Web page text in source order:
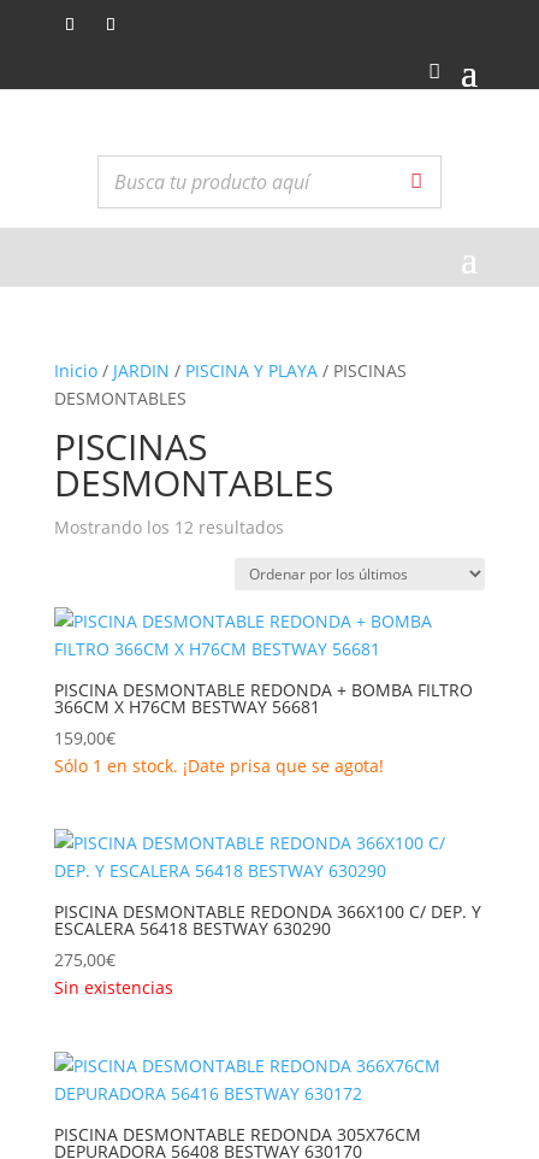
Inicio/ JARDIN / PISCINA Y PLAYA/ PISCINAS
DESMONTABLES
PISCINAS
DESMONTABLES
Mostrando los 12 resultadosOrdenado
los
PISCINA DESMONTABLE REDONDA + BOMBA FILTRO
366CM X H76CM BESTWAY 56681
159,00€
Sólo 1 en stock. ¡Date prisa que se agota!
PISCINA DESMONTABLE REDONDA 366X100 C/ DEP. Y
ESCALERA 56418 BESTWAY 630290
275,00€
Sin existencias
PISCINA DESMONTABLE REDONDA 305X76CM
DEPURADORA 56408 BESTWAY 630170